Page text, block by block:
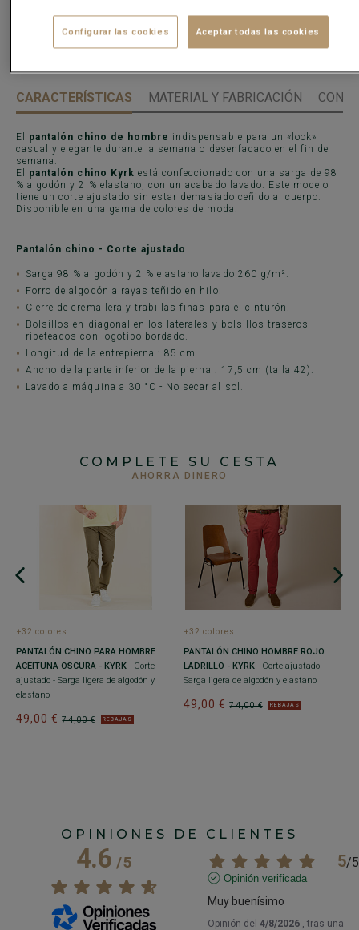
Envío gratis en Españaa partir de 99€ de compra
CARACTERÍSTICAS MATERIAL Y FABRICACIÓN
El pantalón chino de hombre indispensable para un «look»
casual y elegante durante la semana o desenfadado en el fin de
semana.
El
pantalón chino Kyrk está confeccionado con una sarga de 98
% algodón y 2 % elastano, con un acabado lavado. Este modelo
tiene un corte ajustado sin estar demasiado ceñido al cuerpo.
Disponible en una gama de colores de moda.
Pantalón chino - Corte ajustado
Sarga 98 % algodón y 2 % elastano lavado 260 g/m².
Forro de algodón a rayas teñido en hilo.
Cierre de cremallera y trabillas finas para el cinturón.
Bolsillos en diagonal en los laterales y bolsillos traseros
ribeteados con logotipo bordado.
Longitud de la entrepierna : 85 cm.
Ancho de la parte inferior de la pierna : 17,5 cm (talla 42).
Lavado a máquina a 30 °C - No secar al sol.
COMPLETE SU CESTA
AHORRA DINERO
+32 colores
PANTALÓN CHINO PARA HOMBRE
ACEITUNA OSCURA - KYRK - Corte
ajustado - Sarga ligera de algodón y
elastano
74,00 €
49,00 € REBAJAS
+32 colores
PANTALÓN CHINO HOMBRE ROJO
LADRILLO - KYRK - Corte ajustado -
Sarga ligera de algodón y elastano
74,00 €
49,00 € REBAJAS
OPINIONES DE CLIENTES
4.6/5 5/5
Opinión verificada
Muy buenísimo
Opinión del 4/8/2026 , tras una
Configurar las cookies Aceptar todas las cookies